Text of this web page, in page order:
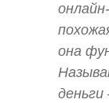
она